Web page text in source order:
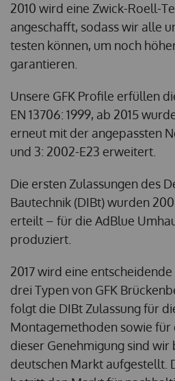
2010 wird eine Zwick-Roell-
angeschafft, sodass wir alle
testen können, um noch
garantieren.
Unsere GFK Profile erfüllen
EN 13706: 1999, ab 2015
erneut mit der angepassten
und 3: 2002-E23 erweitert.
Die ersten Zulassungen des
Bautechnik (DIBt) wurden
erteilt – für die AdBlue
produziert.
2017 wird eine
drei Typen von GFK
folgt die DIBt Zulassung für
Montagemethoden sowie für
dieser Genehmigung sind wir
deutschen Markt aufgestellt.